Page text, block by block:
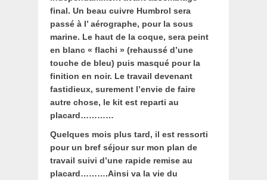
final. Un beau cuivre Humbrol sera
passé à l’ aérographe, pour la sous
marine. Le haut de la coque, sera peint
en blanc « flachi » (rehaussé d’une
touche de bleu) puis masqué pour la
finition en noir. Le travail devenant
fastidieux, surement l’envie de faire
autre chose, le kit est reparti au
placard…………
Quelques mois plus tard, il est ressorti
pour un bref séjour sur mon plan de
travail suivi d’une rapide remise au
placard……….Ainsi va la vie du